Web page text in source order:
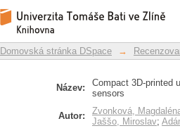
Compact 3D-
chemiresistive sensors
Repozitář DSpace/Manakin
Domovská stránka DSpace →
Název:
Compact 3D-printed
sensors
Autor: Zvonková,
Jaššo, Miroslav;